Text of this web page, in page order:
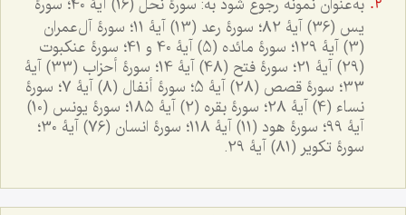
به‌عنوان نمونه رجوع شود به: سورۀ نحل (16) آیۀ 40؛ سورۀ
یس (36) آیۀ 82؛ سورۀ رعد (13) آیۀ 11؛ سورۀ آل‌عمران
(3) آیۀ 129؛ سورۀ مائده (5) آیۀ 40 و 41؛ سورۀ عنکبوت
(29) آیۀ 21؛ سورۀ فتح (48) آیۀ 14؛ سورۀ أحزاب (33) آیۀ
33؛ سورۀ قصص (28) آیۀ 5؛ سورۀ أنفال (8) آیۀ 7؛ سورۀ
نساء (4) آیۀ 28؛ سورۀ بقره (2) آیۀ 185؛ سورۀ یونس (10)
آیۀ 99؛ سورۀ هود (11) آیۀ 118؛ سورۀ انسان (76) آیۀ 30؛
سورۀ تکویر (81) آیۀ 29.